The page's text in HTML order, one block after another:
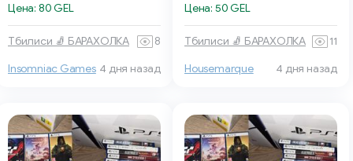
Цена: 80 GEL
Тбилиси 🧦 БАРАХОЛКА 8
Insomniac Games 4 дня назад
Цена: 50 GEL
Тбилиси 🧦 БАРАХОЛКА 11
Housemarque 4 дня назад